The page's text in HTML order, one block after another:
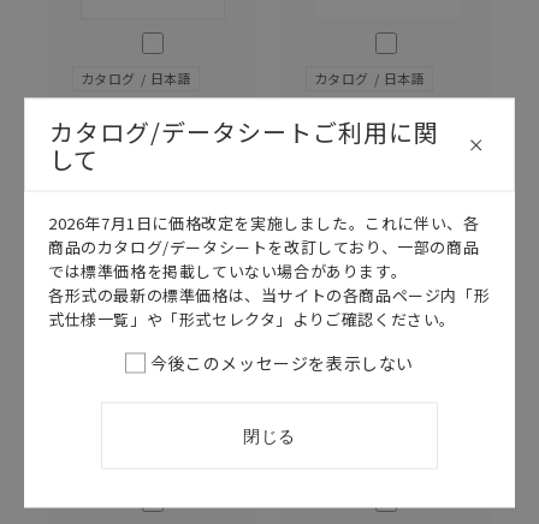
このカタログを選択
カタログ 日本語
E5□C/E5□C-
T データシート
このカタログを選択
カタログ 日本語
E5□C パンフ
カタログ/データシートご利用に関
して
2026年7月1日に価格改定を実施しました。これに伴い、各
商品のカタログ/データシートを改訂しており、一部の商品
では標準価格を掲載していない場合があります。
各形式の最新の標準価格は、当サイトの各商品ページ内「形
式仕様一覧」や「形式セレクタ」よりご確認ください。
今後このメッセージを表示しない
閉じる